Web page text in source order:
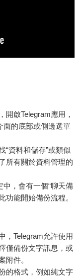
，開啟Telegram應用，
面的底部或側邊選單
“資料和儲存”或類似
所有關於資料管理的
中，會有一個“聊天備
功能開始備份流程。
，Telegram允許使用
僅備份文字訊息，或
附件。
的格式，例如純文字